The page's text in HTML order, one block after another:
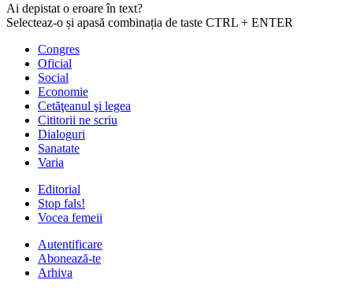
Ai depistat o eroare în text?
Selecteaz-o și apasă combinația de taste CTRL + ENTER
Congres
Oficial
Social
Economie
Cetăţeanul şi legea
Cititorii ne scriu
Dialoguri
Sanatate
Varia
Editorial
Stop fals!
Vocea femeii
Autentificare
Abonează-te
Arhiva